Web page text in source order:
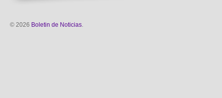
© 2026 Boletin de Noticias.